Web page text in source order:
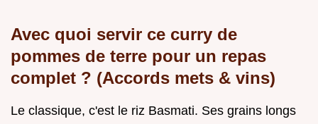
Avec quoi servir ce curry de
pommes de terre pour un repas
complet ? (Accords mets & vins)
Le classique, c'est le riz Basmati. Ses grains longs